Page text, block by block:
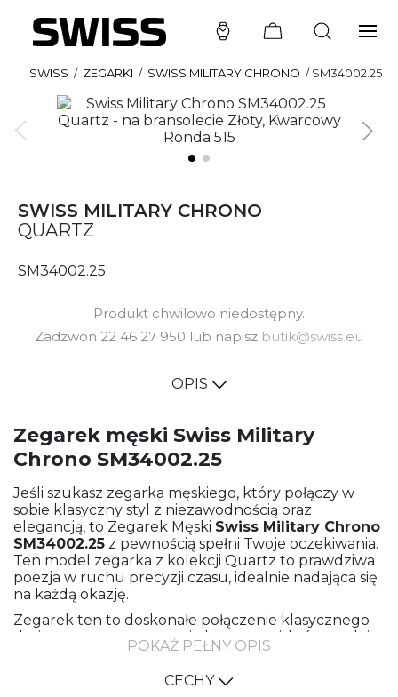
SWISS / ZEGARKI / SWISS MILITARY CHRONO /SM34002.25
SWISS MILITARY CHRONO
QUARTZ
SM34002.25
Produkt chwilowo niedostępny.
Zadzwon 22 46 27 950 lub napisz butik@swiss.eu
OPIS
Zegarek męski Swiss Military
Chrono SM34002.25
Jeśli szukasz zegarka męskiego, który połączy w
sobie klasyczny styl z niezawodnością oraz
elegancją, to Zegarek Męski Swiss Military Chrono
SM34002.25 z pewnością spełni Twoje oczekiwania.
Ten model zegarka z kolekcji Quartz to prawdziwa
poezja w ruchu precyzji czasu, idealnie nadająca się
na każdą okazję.
Zegarek ten to doskonałe połączenie klasycznego
designu z nowoczesnymi elementami, które nadają
mu wyjątkowego charakteru. Jego stalowa
bransoleta oraz koperta gwarantują nie tylko
trwałość, ale także elegancję i wyrafinowanie. Kolor
POKAŻ PEŁNY OPIS
CECHY